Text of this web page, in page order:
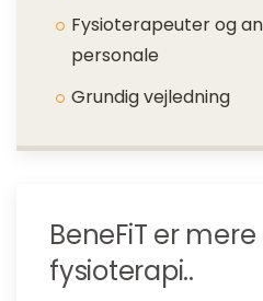
Fysioterapeuter og
personale
Grundig vejledning
BeneFiT er
fysioterapi..